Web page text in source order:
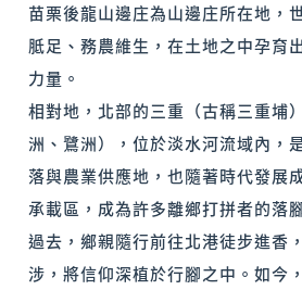
苗栗後龍山邊庄為山邊庄所在地，
胝足、務農維生，在土地之中孕育
力量。
相對地，北部的三重（古稱三重埔
洲、鷺洲），位於淡水河流域內，
落與農業供應地，也隨著時代發展
承載區，成為許多離鄉打拼者的落
過去，鄉親隨行前往北港徒步進香
涉，將信仰深植於行腳之中。如今